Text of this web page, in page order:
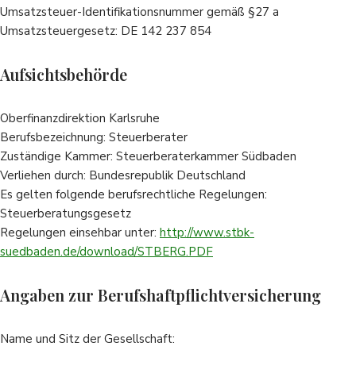
Umsatzsteuer-Identifikationsnummer gemäß §27 a
Umsatzsteuergesetz: DE 142 237 854
Aufsichtsbehörde
Oberfinanzdirektion Karlsruhe
Berufsbezeichnung: Steuerberater
Zuständige Kammer: Steuerberaterkammer Südbaden
Verliehen durch: Bundesrepublik Deutschland
Es gelten folgende berufsrechtliche Regelungen:
Steuerberatungsgesetz
Regelungen einsehbar unter: http://www.stbk-
suedbaden.de/download/STBERG.PDF
Angaben zur Berufshaftpflichtversicherung
Name und Sitz der Gesellschaft: